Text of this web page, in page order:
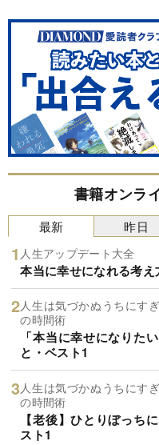
書籍オンラ
最新
人生アップデート大全
本当に幸せになれる考え
人生は気づかぬうちにす
の時間術
「本当に幸せになりた
と・ベスト1
人生は気づかぬうちにす
の時間術
【老後】ひとりぼっち
スト1
昨日